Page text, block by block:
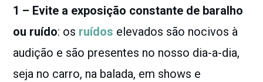
1 – Evite a exposição constante de baralho
ou ruído: os ruídos elevados são nocivos à
audição e são presentes no nosso dia-a-dia,
seja no carro, na balada, em shows e